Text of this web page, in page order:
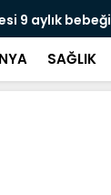
bebeği yaktı
SAĞLIK